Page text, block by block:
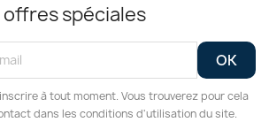
offres spéciales
à tout moment. Vous trouverez pour cela
dans les conditions d'utilisation du site.